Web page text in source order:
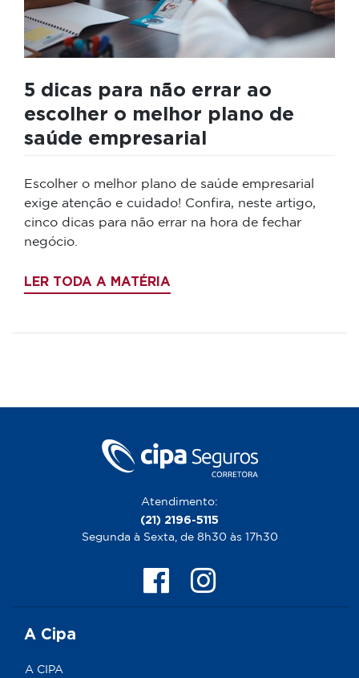
5 dicas para não errar ao
escolher o melhor plano de
saúde empresarial
Escolher o melhor plano de saúde empresarial
exige atenção e cuidado! Confira, neste artigo,
cinco dicas para não errar na hora de fechar
negócio.
LER TODA A MATÉRIA
Atendimento:
(21) 2196-5115
Segunda à Sexta, de 8h30 às 17h30
A Cipa
A CIPA